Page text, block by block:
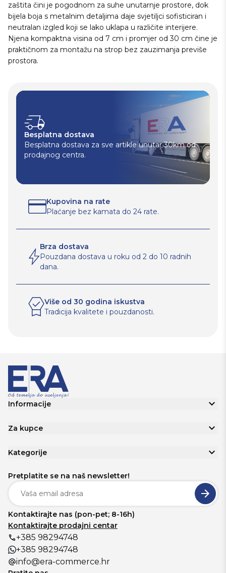
zaštita čini je pogodnom za suhe unutarnje prostore, dok
bijela boja s metalnim detaljima daje svjetiljci sofisticiran i
neutralan izgled koji se lako uklapa u različite interijere.
Njena kompaktna visina od 7 cm i promjer od 30 cm čine je
praktičnom za montažu na strop bez zauzimanja previše
prostora.
Besplatna dostava
Besplatna dostava za sve artikle unutar 30km od
prodajnog centra.
Kupovina na rate
Plaćanje bez kamata do 24 rate.
Brza dostava
Pouzdana dostava u roku od 2 do 10 radnih
dana.
Više od 30 godina iskustva
Tradicija kvalitete i pouzdanosti.
Informacije
Za kupce
Kategorije
Pretplatite se na naš newsletter!
Kontaktirajte nas (pon-pet; 8-16h)
Kontaktirajte prodajni centar
+385 98294748
+385 98294748
info@era-commerce.hr